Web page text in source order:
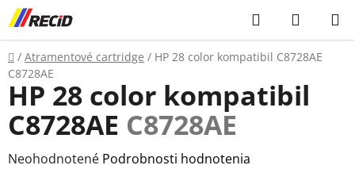
Prejsť
na
obsah
Hľadať
KOŠÍK
Domov
/ Atramentové cartridge / HP 28 color kompatibil C8728AE
C8728AE
HP 28 color kompatibil
C8728AE C8728AE
Priemerné
Neohodnotené Podrobnosti hodnotenia